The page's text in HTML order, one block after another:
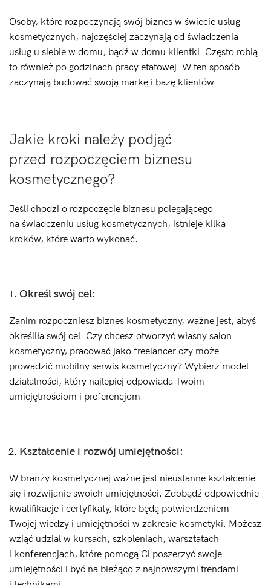
Osoby, które rozpoczynają swój biznes w świecie usług
kosmetycznych, najczęściej zaczynają od świadczenia
usług u siebie w domu, bądź w domu klientki. Często robią
to również po godzinach pracy etatowej. W ten sposób
zaczynają budować swoją markę i bazę klientów.
Jakie kroki należy podjąć
przed rozpoczęciem biznesu
kosmetycznego?
Jeśli chodzi o rozpoczęcie biznesu polegającego
na świadczeniu usług kosmetycznych, istnieje kilka
kroków, które warto wykonać.
Określ swój cel:
Zanim rozpoczniesz biznes kosmetyczny, ważne jest, abyś
określiła swój cel. Czy chcesz otworzyć własny salon
kosmetyczny, pracować jako freelancer czy może
prowadzić mobilny serwis kosmetyczny? Wybierz model
działalności, który najlepiej odpowiada Twoim
umiejętnościom i preferencjom.
Kształcenie i rozwój umiejętności:
W branży kosmetycznej ważne jest nieustanne kształcenie
się i rozwijanie swoich umiejętności. Zdobądź odpowiednie
kwalifikacje i certyfikaty, które będą potwierdzeniem
Twojej wiedzy i umiejętności w zakresie kosmetyki. Możesz
wziąć udział w kursach, szkoleniach, warsztatach
i konferencjach, które pomogą Ci poszerzyć swoje
umiejętności i być na bieżąco z najnowszymi trendami